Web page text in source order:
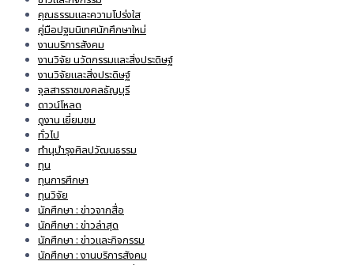
คุณธรรมและความโปร่งใส
คู่มือปฐมนิเทศนักศึกษาใหม่
งานบริการสังคม
งานวิจัย นวัตกรรมและสิ่งประดิษฐ์
งานวิจัยและสิ่งประดิษฐ์
จุลสารราชมงคลธัญบุรี
ดาวน์โหลด
ดูงาน เยี่ยมชม
ทั่วไป
ทำนุบำรุงศิลปวัฒนธรรม
ทุน
ทุนการศึกษา
ทุนวิจัย
นักศึกษา : ข่าวจากสื่อ
นักศึกษา : ข่าวล่าสุด
นักศึกษา : ข่าวและกิจกรรม
นักศึกษา : งานบริการสังคม